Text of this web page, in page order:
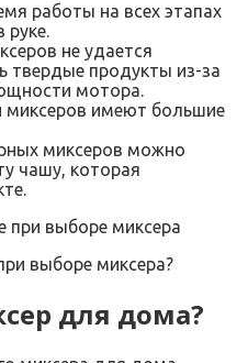
работы на всех этапах
руке.
не удается
твердые продукты из-за
мотора.
имеют большие
миксеров можно
чашу, которая
выборе миксера?
для дома?